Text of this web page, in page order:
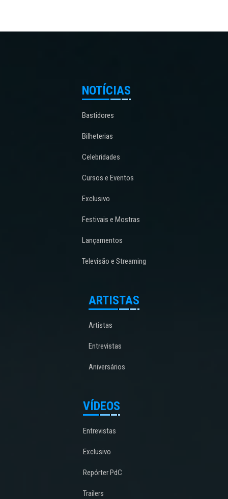
NOTÍCIAS
Bastidores
Bilheterias
Celebridades
Cursos e Eventos
Exclusivo
Festivais e Mostras
Lançamentos
Televisão e Streaming
ARTISTAS
Artistas
Entrevistas
Aniversários
VÍDEOS
Entrevistas
Exclusivo
Repórter PdC
Trailers